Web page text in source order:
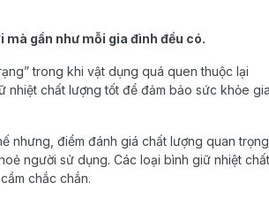
gần như mỗi gia đình đều có.
trong khi vật dụng quá quen thuộc lại
nhiệt chất lượng tốt để đảm bảo sức khỏe gia
nhưng, điểm đánh giá chất lượng quan trọng
người sử dụng. Các loại bình giữ nhiệt chất
chắc chắn.